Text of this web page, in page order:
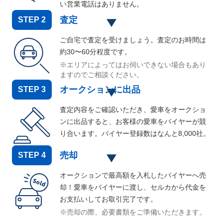
い営業電話はありません。
STEP 2 査定
ご自宅で査定を受けましょう。査定のお時間は
約30〜60分程度です。
※エリアによってはお伺いできない場合もあり
ますのでご相談ください。
STEP 3 オークションに出品
査定内容をご確認いただき、愛車をオークショ
ンに出品すると、お客様の愛車をバイヤーが競
り合います。バイヤー登録数はなんと8,000社。
STEP 4 売却
オークションで最高額を入札したバイヤーへ売
却！愛車をバイヤーに渡し、セルカから代金を
お支払いしてお取引完了です。
※売却の際、必要書類をご準備いただきます。